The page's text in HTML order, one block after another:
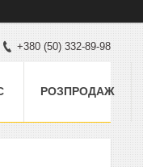
+380 (50) 332-89-98
РОЗПРОДАЖ